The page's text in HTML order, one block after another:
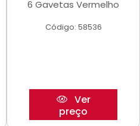
6 Gavetas Vermelho
Código: 58536
Ver
preço